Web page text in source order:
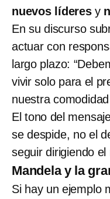
nuevos líderesy
En su discurso
actuar con
largo plazo:
vivir solo para el
nuestra
El tono del
se despide, no el
seguir dirigiendo
Mandela y la
Si hay un ejemplo